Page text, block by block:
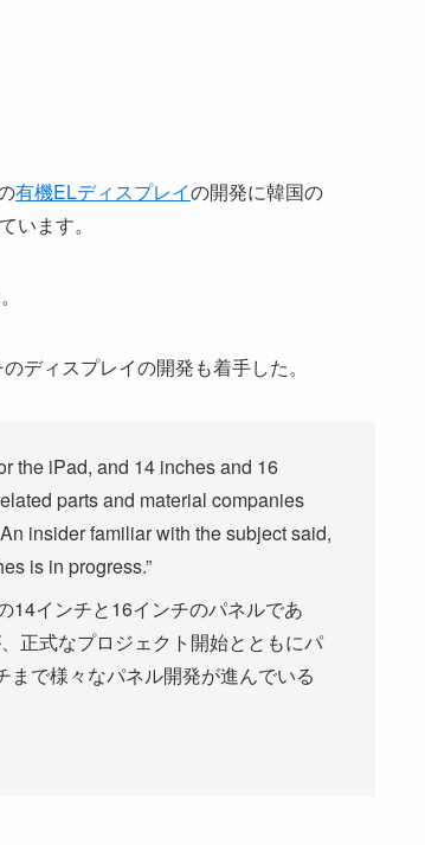
有機ELディスプレイの開発に韓国の
います。
ディスプレイの開発も着手した。
the iPad, and 14 inches and 16
parts and material companies
insider familiar with the subject said,
is in progress.”
14インチと16インチのパネルであ
正式なプロジェクト開始とともにパ
まで様々なパネル開発が進んでいる